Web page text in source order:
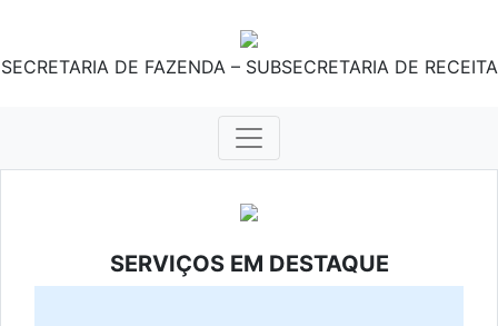
SECRETARIA DE FAZENDA – SUBSECRETARIA DE RECEITA
SERVIÇOS EM DESTAQUE